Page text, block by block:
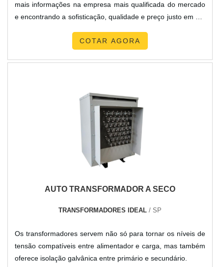
mais informações na empresa mais qualificada do mercado
e encontrando a sofisticação, qualidade e preço justo em um
entrega, com a equipe da TBR Transformadores o cliente
ENTREGAA TBR Transformadores centraliza seus esforços
em produzir uma estrutura com escritório de alta qualidade
onde são realizadas as atividades e biblioteca técnica de
apoio, tudo pensando em transformadores pronta entrega
com assertividade.Há muitas maneiras eficientes de uma
empresa demonstrar competência, excelência e destaque
em sua área de atuação. A TBR Transformadores se mostra
e autotransformadores de baixa tensão; Atendimento de
vasta experiência na área de atuação.Discorrendo ainda
empresas que não tenham produtos e serviços com ótima
qualidade e excelente custo-benefício, pontos importantes
que ficam de fora no planejamento de empresas que visam
COTAR AGORA
AUTO TRANSFORMADOR A SECO
TRANSFORMADORES IDEAL / SP
Os transformadores servem não só para tornar os níveis de
tensão compatíveis entre alimentador e carga, mas também
oferece isolação galvânica entre primário e secundário.